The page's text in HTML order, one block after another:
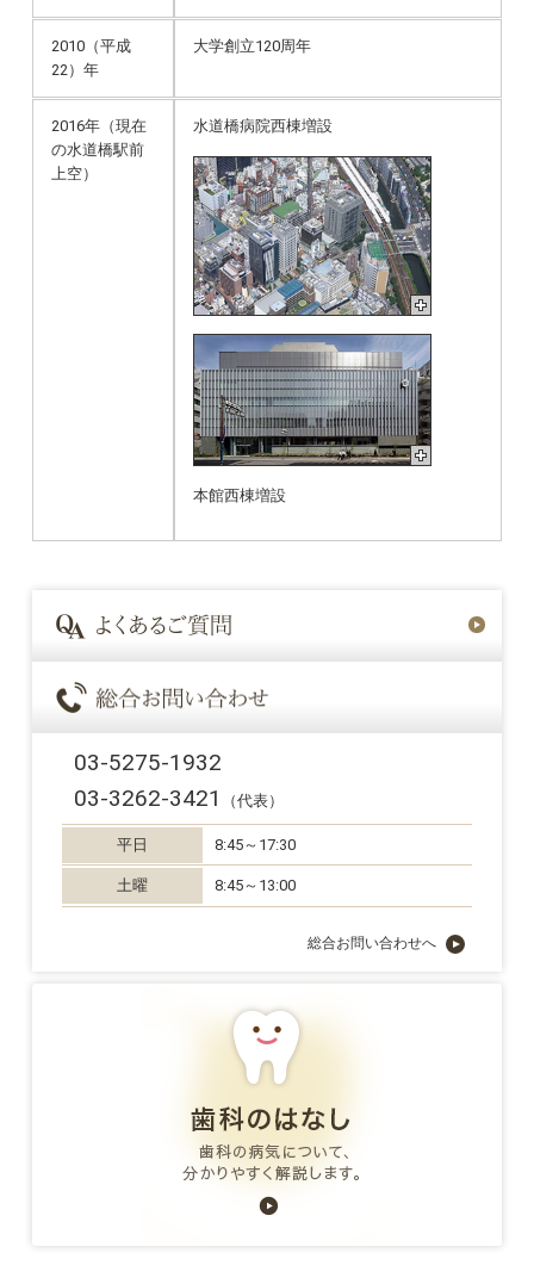
2010（平成
22）年
大学創立120周年
2016年（現在
の水道橋駅前
上空）
水道橋病院西棟増設
本館西棟増設
03-5275-1932
03-3262-3421
（代表）
平日 8:45～17:30
土曜 8:45～13:00
総合お問い合わせへ